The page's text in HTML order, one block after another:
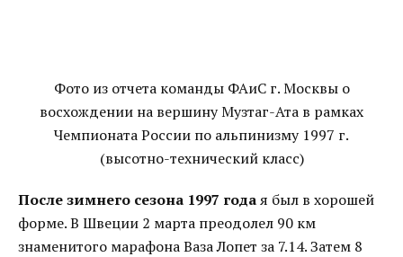
Фото из отчета команды ФАиС г. Москвы о
восхождении на вершину Музтаг-Ата в рамках
Чемпионата России по альпинизму 1997 г.
(высотно-технический класс)
После зимнего сезона 1997 годая был в хорошей
форме. В Швеции 2 марта преодолел 90 км
знаменитого марафона Ваза Лопет за 7.14. Затем 8